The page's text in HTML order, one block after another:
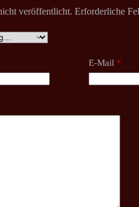
veröffentlicht. Erforderliche
E-Mail *